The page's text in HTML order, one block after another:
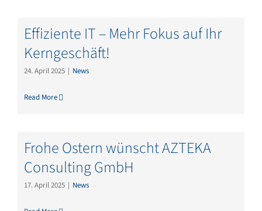
Effiziente IT – Mehr Fokus auf Ihr
Kerngeschäft!
24. April 2025 | News
Read More
Frohe Ostern wünscht AZTEKA
Consulting GmbH
17. April 2025 | News